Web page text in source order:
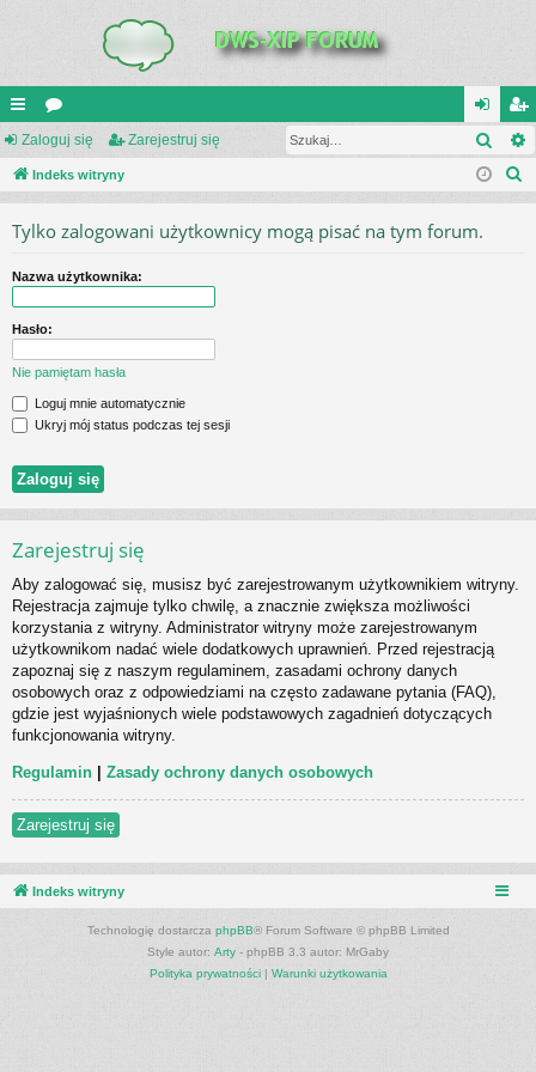
UI
C
_L
IN
S
or
a
al
og
ar
ej
Zaloguj się Zarejestruj się
Indeks witryny
Tylko zalogowani użytkownicy mogą pisać na tym forum.
Nazwa użytkownika:
Hasło:
Nie pamiętam hasła
Loguj mnie automatycznie
Ukryj mój status podczas tej sesji
Zarejestruj się
Aby zalogować się, musisz być zarejestrowanym użytkownikiem witryny.
Rejestracja zajmuje tylko chwilę, a znacznie zwiększa możliwości
korzystania z witryny. Administrator witryny może zarejestrowanym
użytkownikom nadać wiele dodatkowych uprawnień. Przed rejestracją
zapoznaj się z naszym regulaminem, zasadami ochrony danych
osobowych oraz z odpowiedziami na często zadawane pytania (FAQ),
gdzie jest wyjaśnionych wiele podstawowych zagadnień dotyczących
funkcjonowania witryny.
Regulamin | Zasady ochrony danych osobowych
Zarejestruj się
Indeks witryny
Technologię dostarcza phpBB® Forum Software © phpBB Limited
Style autor: Arty - phpBB 3.3 autor: MrGaby
Polityka prywatności| Warunki użytkowania